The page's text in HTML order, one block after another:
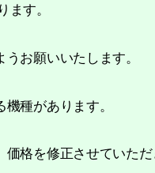
ます。
お願いいたします。
種があります。
格を修正させていただ